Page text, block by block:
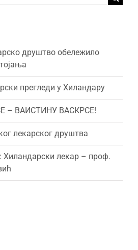
друштво обележило
прегледи у Хиландару
– ВАИСТИНУ ВАСКРСЕ!
лекарског друштва
лекар – проф.